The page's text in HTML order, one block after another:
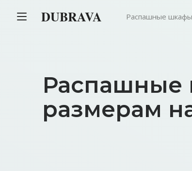
Распашные
размерам
DUBRAVA Распашные шкафы